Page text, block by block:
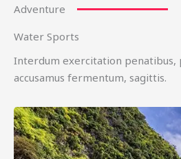
Adventure
Water Sports
Interdum exercitation penatibus,
accusamus fermentum, sagittis.